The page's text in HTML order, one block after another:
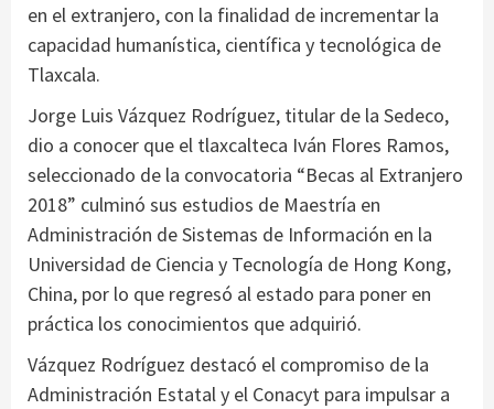
en el extranjero, con la finalidad de incrementar la
capacidad humanística, científica y tecnológica de
Tlaxcala.
Jorge Luis Vázquez Rodríguez, titular de la Sedeco,
dio a conocer que el tlaxcalteca Iván Flores Ramos,
seleccionado de la convocatoria “Becas al Extranjero
2018” culminó sus estudios de Maestría en
Administración de Sistemas de Información en la
Universidad de Ciencia y Tecnología de Hong Kong,
China, por lo que regresó al estado para poner en
práctica los conocimientos que adquirió.
Vázquez Rodríguez destacó el compromiso de la
Administración Estatal y el Conacyt para impulsar a